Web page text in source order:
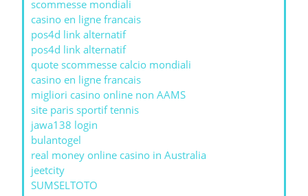
scommesse mondiali
casino en ligne francais
pos4d link alternatif
pos4d link alternatif
quote scommesse calcio mondiali
casino en ligne francais
migliori casino online non AAMS
site paris sportif tennis
jawa138 login
bulantogel
real money online casino in Australia
jeetcity
SUMSELTOTO